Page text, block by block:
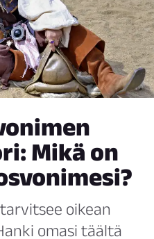
Mikä on
oikean
omasi täältä